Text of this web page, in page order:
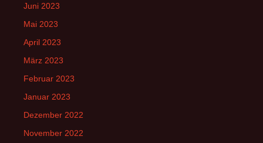
Juni 2023
Mai 2023
April 2023
März 2023
Februar 2023
Januar 2023
Dezember 2022
November 2022